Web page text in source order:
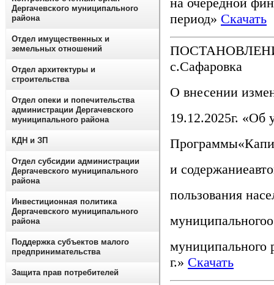
период» Скачать
с.Сафаровка
О внесении
19.12.2025г. «Об
и
пользования
муниципального
г.» Скачать
Дергачевского муниципального
района
Отдел имущественных и
земельных отношений
Отдел архитектуры и
строительства
Отдел опеки и попечительства
администрации Дергачевского
муниципального района
КДН и ЗП
Отдел субсидии администрации
Дергачевского муниципального
района
Инвестиционная политика
Дергачевского муниципального
района
Поддержка субъектов малого
предпринимательства
Защита прав потребителей